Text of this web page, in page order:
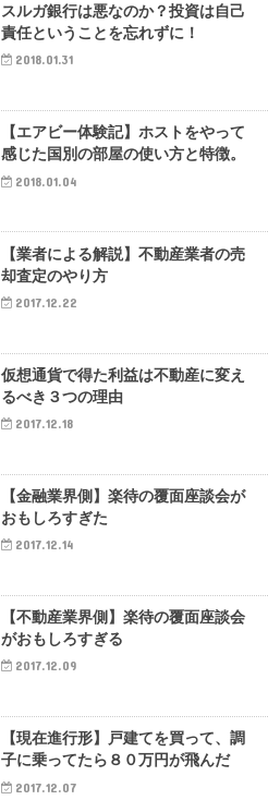
スルガ銀行は悪なのか？投資は自己
責任ということを忘れずに！
2018.01.31
【エアビー体験記】ホストをやって
感じた国別の部屋の使い方と特徴。
2018.01.04
【業者による解説】不動産業者の売
却査定のやり方
2017.12.22
仮想通貨で得た利益は不動産に変え
るべき３つの理由
2017.12.18
【金融業界側】楽待の覆面座談会が
おもしろすぎた
2017.12.14
【不動産業界側】楽待の覆面座談会
がおもしろすぎる
2017.12.09
【現在進行形】戸建てを買って、調
子に乗ってたら８０万円が飛んだ
2017.12.07